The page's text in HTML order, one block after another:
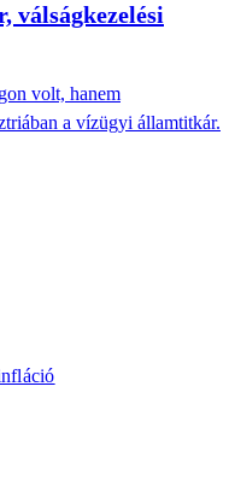
válságkezelési
volt, hanem
a vízügyi államtitkár.